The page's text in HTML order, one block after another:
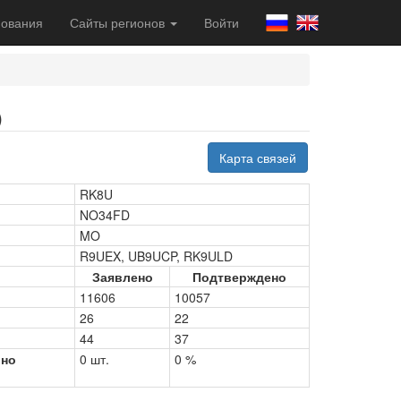
Сайты регионов Войти
Карта связей
RK8U
NO34FD
MO
R9UEX, UB9UCP, RK9ULD
Заявлено
Подтверждено
11606
10057
26
22
44
37
0 шт. 0 %